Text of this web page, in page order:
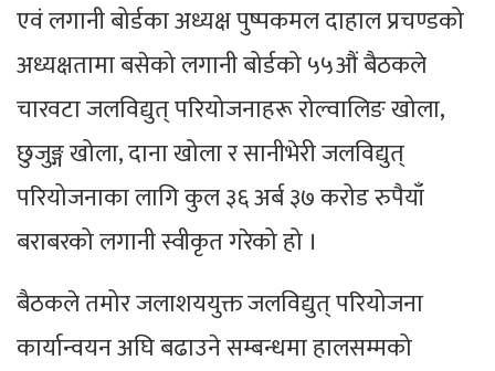
एवं लगानी बोर्डका अध्यक्ष पुष्पकमल दाहाल प्रचण्डको
अध्यक्षतामा बसेको लगानी बोर्डको ५५औं बैठकले
चारवटा जलविद्युत् परियोजनाहरू रोल्वालिङ खोला,
छुजुङ्ग खोला, दाना खोला र सानीभेरी जलविद्युत्
परियोजनाका लागि कुल ३६ अर्ब ३७ करोड रुपैयाँ
बराबरको लगानी स्वीकृत गरेको हो ।
बैठकले तमोर जलाशययुक्त जलविद्युत् परियोजना
कार्यान्वयन अघि बढाउने सम्बन्धमा हालसम्मको